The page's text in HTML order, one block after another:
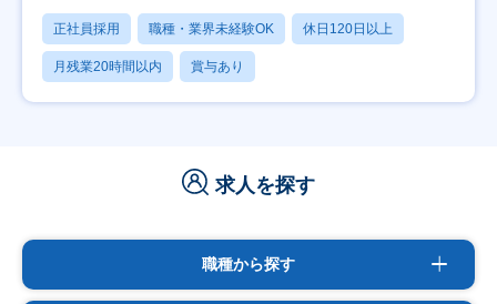
正社員採用 職種・業界未経験OK 休日120日以上
月残業20時間以内 賞与あり
求人を探す
職種から探す